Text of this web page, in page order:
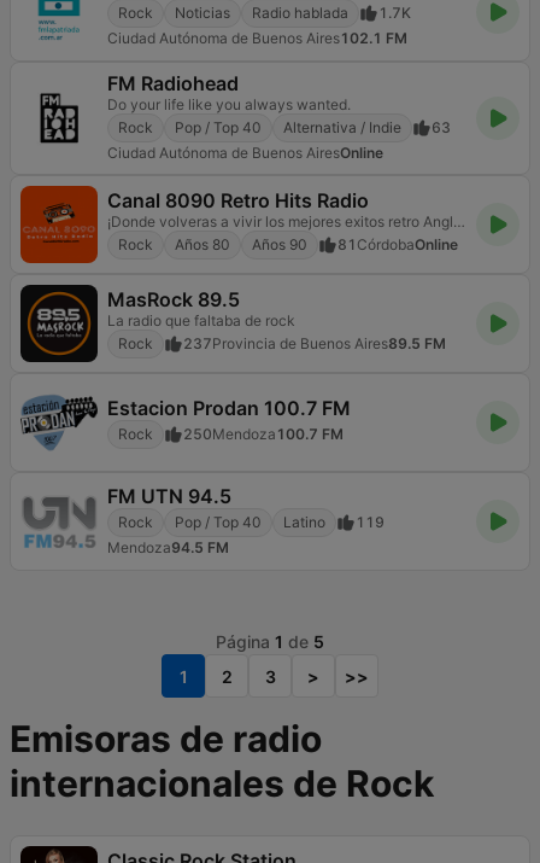
Rock Noticias Radio hablada
1.7K
Ciudad Autónoma de Buenos Aires102.1 FM
FM Radiohead
Do your life like you always wanted.
Rock
Pop / Top 40 Alternativa / Indie
63
Ciudad Autónoma de Buenos AiresOnline
Canal 8090 Retro Hits Radio
¡Donde volveras a vivir los mejores exitos retro Anglo de los 80 y 90!
Rock
Años 80 Años 90 81 CórdobaOnline
MasRock 89.5
La radio que faltaba de rock
Rock
237Provincia de Buenos Aires89.5 FM
Estacion Prodan 100.7 FM
Rock 250Mendoza 100.7 FM
FM UTN 94.5
Rock Pop / Top 40 Latino
119
Mendoza94.5 FM
Página 1 de 5
1
2 3 > >>
Emisoras de radio
internacionales de Rock